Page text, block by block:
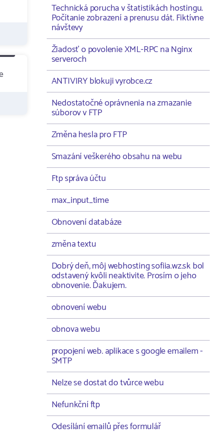
Technická porucha v štatistikách hostingu.
Počítanie zobrazení a prenusu dát. Fiktívne
návštevy
Žiadosť o povolenie XML-RPC na Nginx
serveroch
ANTIVIRY blokuji vyrobce.cz
Nedostatočné oprávnenia na zmazanie
súborov v FTP
Změna hesla pro FTP
Smazání veškerého obsahu na webu
Ftp správa účtu
max_input_time
Obnovení databáze
změna textu
Dobrý deň, môj webhosting sofiia.wz.sk bol
odstavený kvôli neaktivite. Prosím o jeho
obnovenie. Ďakujem.
obnovení webu
obnova webu
propojení web. aplikace s google emailem -
SMTP
Nelze se dostat do tvůrce webu
Nefunkční ftp
Odesílání emailů přes formulář